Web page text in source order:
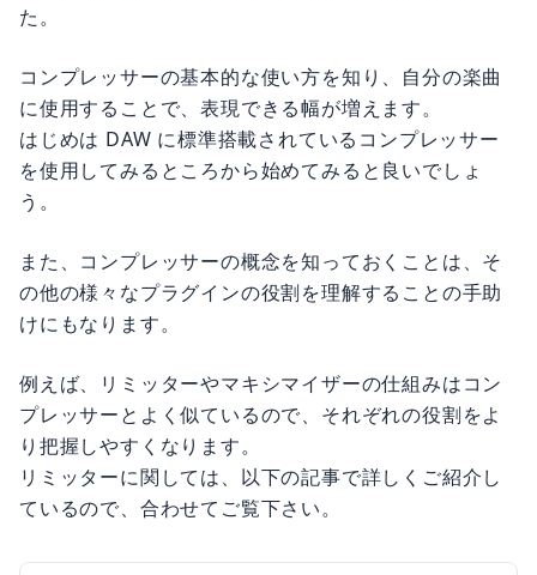
た。
コンプレッサーの基本的な使い方を知り、自分の楽曲
に使用することで、表現できる幅が増えます。
はじめは DAW に標準搭載されているコンプレッサー
を使用してみるところから始めてみると良いでしょ
う。
また、コンプレッサーの概念を知っておくことは、そ
の他の様々なプラグインの役割を理解することの手助
けにもなります。
例えば、リミッターやマキシマイザーの仕組みはコン
プレッサーとよく似ているので、それぞれの役割をよ
り把握しやすくなります。
リミッターに関しては、以下の記事で詳しくご紹介し
ているので、合わせてご覧下さい。